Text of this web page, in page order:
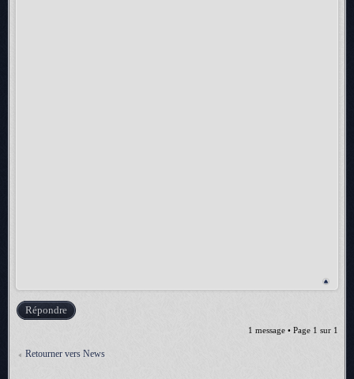
Répondre
1 message • Page 1 sur 1
Retourner vers News